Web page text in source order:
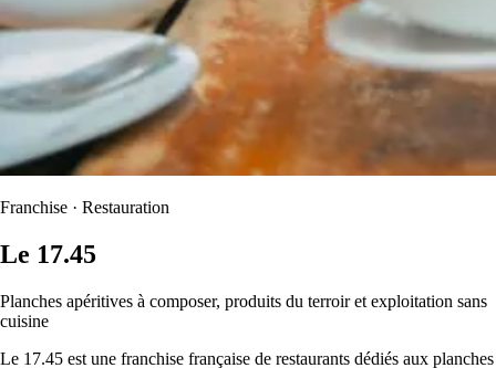
Franchise · Restauration
Le 17.45
Planches apéritives à composer, produits du terroir et exploitation sans
cuisine
Le 17.45 est une franchise française de restaurants dédiés aux planches